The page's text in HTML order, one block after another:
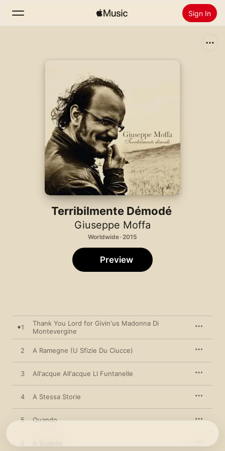
Sign In
Install Apple Music
Terribilmente Démodé
Giuseppe Moffa
Worldwide · 2015
Preview
1
Thank You Lord for Givin'us Madonna Di
Montevergine
2 A Ramegne (U Sfizie Du Ciucce)
3 All'acque All'acque LI Funtanelle
4 A Stessa Storie
5 Quando
A Scalelle